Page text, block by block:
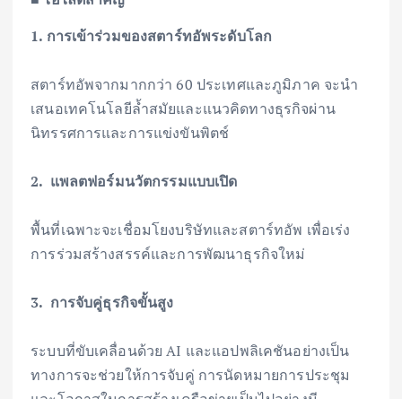
1. การเข้าร่วมของสตาร์ทอัพระดับโลก
สตาร์ทอัพจากมากกว่า 60 ประเทศและภูมิภาค จะนำ
เสนอเทคโนโลยีล้ำสมัยและแนวคิดทางธุรกิจผ่าน
นิทรรศการและการแข่งขันพิตช์
2. แพลตฟอร์มนวัตกรรมแบบเปิด
พื้นที่เฉพาะจะเชื่อมโยงบริษัทและสตาร์ทอัพ เพื่อเร่ง
การร่วมสร้างสรรค์และการพัฒนาธุรกิจใหม่
3. การจับคู่ธุรกิจขั้นสูง
ระบบที่ขับเคลื่อนด้วย AI และแอปพลิเคชันอย่างเป็น
ทางการจะช่วยให้การจับคู่ การนัดหมายการประชุม